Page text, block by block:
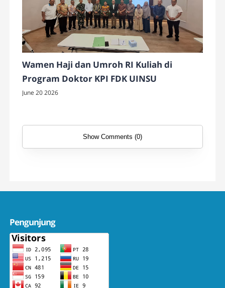
Wamen Haji dan Umroh RI Kuliah di
Program Doktor KPI FDK UINSU
June 20 2026
Show Comments (0)
Pengunjung